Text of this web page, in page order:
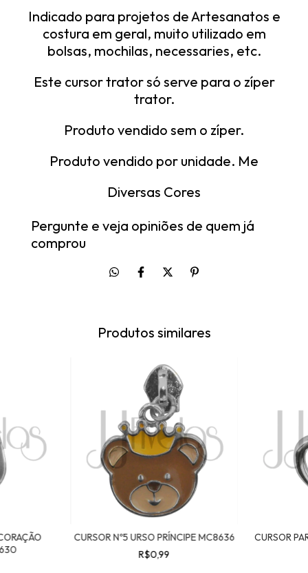
Indicado para projetos de Artesanatos e
costura em geral, muito utilizado em
bolsas, mochilas, necessaries, etc.
Este cursor trator só serve para o zíper
trator.
Produto vendido sem o zíper.
Produto vendido por unidade. Me
Diversas Cores
Pergunte e veja opiniões de quem já
comprou
Produtos similares
CURSOR Nº5 URSO PRÍNCIPE MC8636
R$0,99
CURSOR